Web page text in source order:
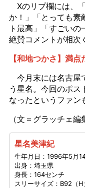
Xのリプ欄には、
か！」「とっても素
ト最高」「すごい
絶賛コメントが相次
【和地つかさ】満
今月末には名古屋
う星名。今回のポス
なったというファン
（文＝グラッチェ編
星名美津紀
生年月日：1996年5月
出身：埼玉県
身長：164センチ
スリーサイズ：B92（